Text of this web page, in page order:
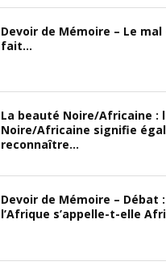
Devoir de Mémoire – Le mal
fait...
La beauté Noire/Africaine :
Noire/Africaine signifie
reconnaître...
Devoir de Mémoire – Débat
l’Afrique s’appelle-t-elle